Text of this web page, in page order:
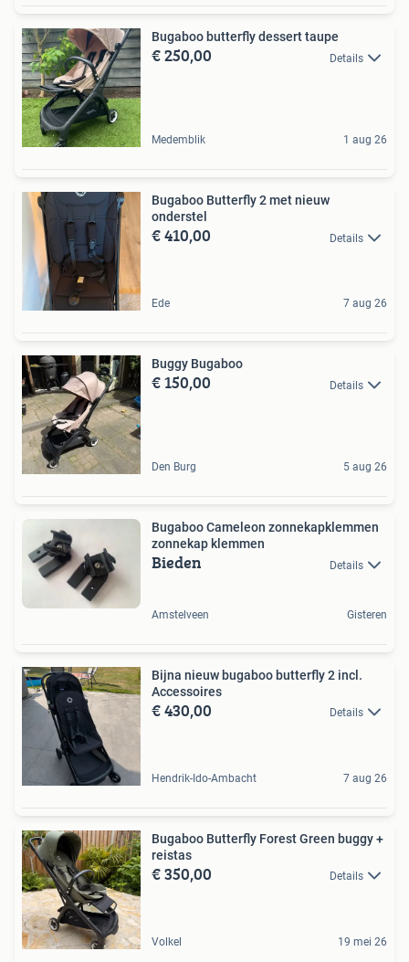
Bugaboo butterfly dessert taupe
€ 250,00 Details
Medemblik 1 aug 26
Bugaboo Butterfly 2 met nieuw
onderstel
€ 410,00 Details
Ede 7 aug 26
Buggy Bugaboo
€ 150,00 Details
Den Burg 5 aug 26
Bugaboo Cameleon zonnekapklemmen
zonnekap klemmen
Bieden Details
Amstelveen Gisteren
Bijna nieuw bugaboo butterfly 2 incl.
Accessoires
€ 430,00 Details
Hendrik-Ido-Ambacht 7 aug 26
Bugaboo Butterfly Forest Green buggy +
reistas
€ 350,00 Details
Volkel 19 mei 26